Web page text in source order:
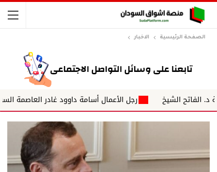
الصفحة الرئيسية الاخبار
الشيخ رجل الأعمال أسامة داوود غادر العاصمة السودانية